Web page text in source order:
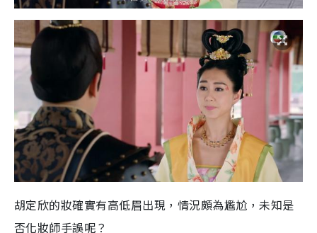
胡定欣的妝確實有高低眉出現，情況頗為尷尬，未知是
否化妝師手誤呢？